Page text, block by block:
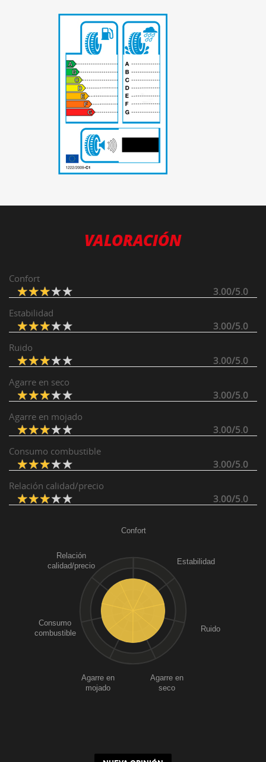
VALORACIÓN
Confort
3.00/5.0
Estabilidad
3.00/5.0
Ruido
3.00/5.0
Agarre en seco
3.00/5.0
Agarre en mojado
3.00/5.0
Consumo combustible
3.00/5.0
Relación calidad/precio
3.00/5.0
Confort
Estabilidad
Ruido
Agarre en
seco
Agarre en
mojado
Consumo
combustible
Relación
calidad/precio